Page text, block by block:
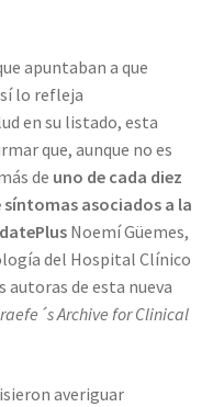
apuntaban a que
lo refleja
en su listado, esta
que, aunque no es
de uno de cada diez
asociados a la
Noemí Güemes,
del Hospital Clínico
autoras de esta nueva
Archive for Clinical
averiguar